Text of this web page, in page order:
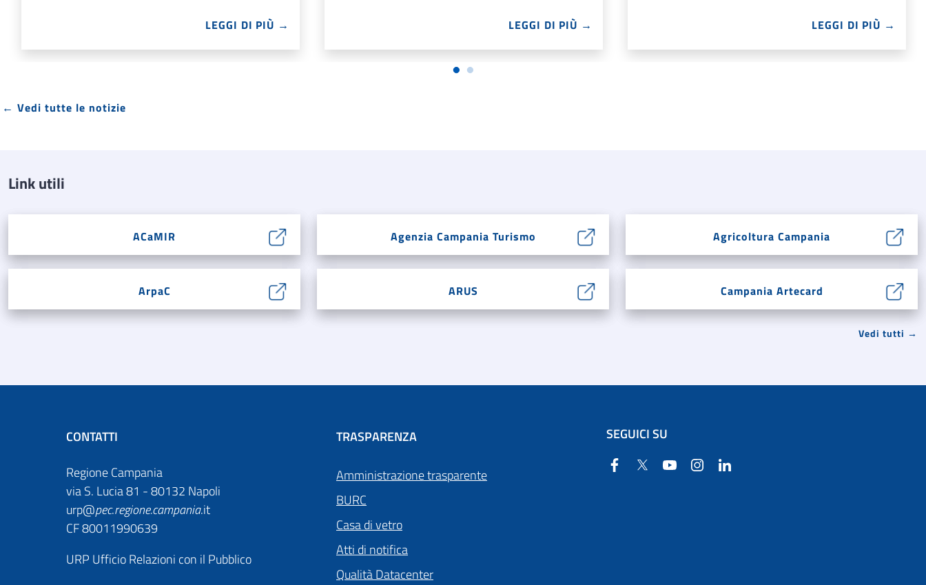
LEGGI DI PIÙ → LEGGI DI PIÙ → LEGGI DI PIÙ →
← Vedi tutte le notizie
Link utili
ACaMIR Agenzia Campania Turismo Agricoltura Campania
ArpaC ARUS Campania Artecard
Vedi tutti →
CONTATTI
Regione Campania
via S. Lucia 81 - 80132 Napoli
urp@pec.regione.campania.it
CF 80011990639
URP Ufficio Relazioni con il Pubblico
TRASPARENZA
Amministrazione trasparente
BURC
Casa di vetro
Atti di notifica
Qualità Datacenter
SEGUICI SU
Facebook
Twitter YouTube Instagram